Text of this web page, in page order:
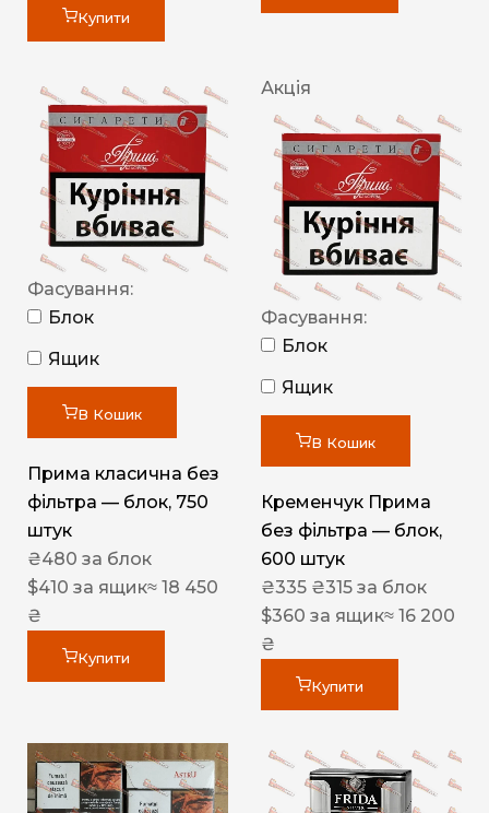
Купити
Фасування:
Блок
Ящик
В Кошик
Прима класична без
фільтра — блок, 750
штук
₴480 за блок
$410 за ящик≈ 18 450
₴
Купити
Акція
Фасування:
Блок
Ящик
В Кошик
Кременчук Прима
без фільтра — блок,
600 штук
₴335 ₴315 за блок
$360 за ящик≈ 16 200
₴
Купити